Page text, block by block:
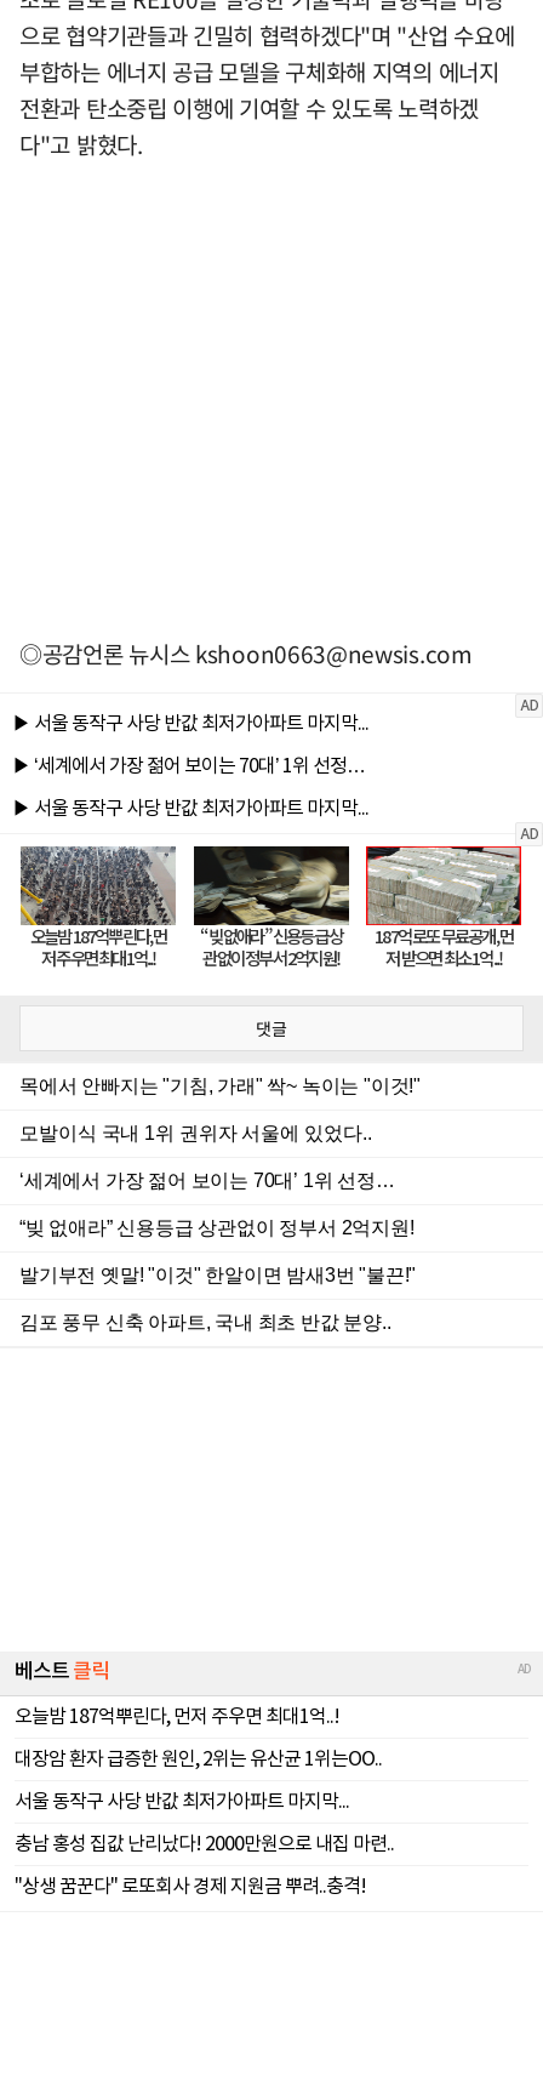
으로 협약기관들과 긴밀히 협력하겠다"며 "산업 수요에
부합하는 에너지 공급 모델을 구체화해 지역의 에너지
전환과 탄소중립 이행에 기여할 수 있도록 노력하겠
다"고 밝혔다.
◎공감언론 뉴시스kshoon0663@newsis.com
댓글